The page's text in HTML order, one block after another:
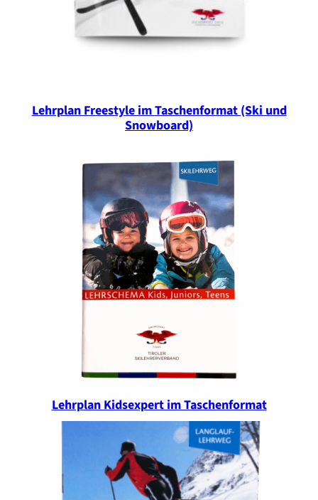
Lehrplan Freestyle im Taschenformat (Ski und
Snowboard)
Lehrplan Kidsexpert im Taschenformat